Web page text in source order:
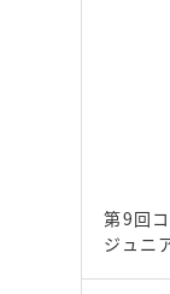
第9回
ジュニ